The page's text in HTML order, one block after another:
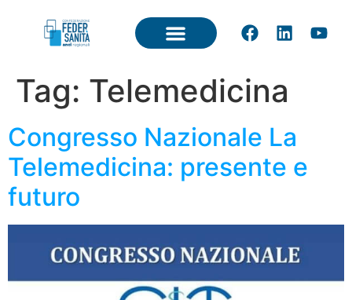
Tag: Telemedicina
Congresso Nazionale La
Telemedicina: presente e
futuro